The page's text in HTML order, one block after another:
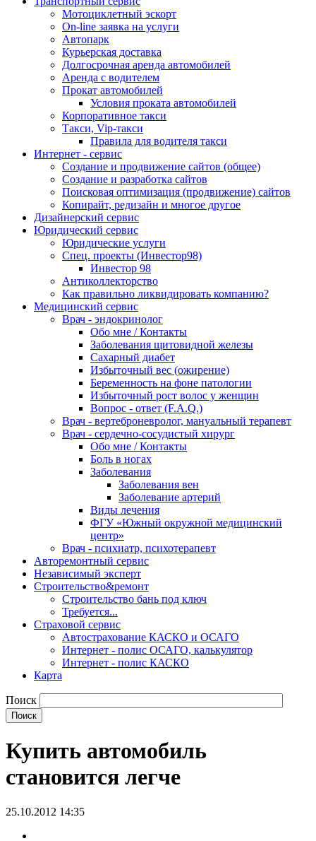
Мотоциклетный эскорт
On-line заявка на услуги
Автопарк
Курьерская доставка
Долгосрочная аренда автомобилей
Аренда с водителем
Прокат автомобилей
Условия проката автомобилей
Корпоративное такси
Такси, Vip-такси
Правила для водителя такси
Интернет - сервис
Создание и продвижение сайтов (общее)
Создание и разработка сайтов
Поисковая оптимизация (продвижение) сайтов
Копирайт, редизайн и многое другое
Дизайнерский сервис
Юридический сервис
Юридические услуги
Спец. проекты (Инвестор98)
Инвестор 98
Антиколлекторство
Как правильно ликвидировать компанию?
Медицинский сервис
Врач - эндокринолог
Обо мне / Контакты
Заболевания щитовидной железы
Сахарный диабет
Избыточный вес (ожирение)
Беременность на фоне патологии
Избыточный рост волос у женщин
Вопрос - ответ (F.A.Q.)
Врач - вертеброневролог, мануальный терапевт
Врач - сердечно-сосудистый хирург
Обо мне / Контакты
Боль в ногах
Заболевания
Заболевания вен
Заболевание артерий
Виды лечения
ФГУ «Южный окружной медицинский
центр»
Врач - психиатр, психотерапевт
Авторемонтный сервис
Независимый эксперт
Строительство&ремонт
Строительство бань под ключ
Требуется...
Страховой сервис
Автострахование КАСКО и ОСАГО
Интернет - полис ОСАГО, калькулятор
Интернет - полис КАСКО
Карта
Поиск
Купить автомобиль
становится легче
25.10.2012 14:35